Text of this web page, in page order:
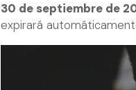
30 de septiembre de
expirará